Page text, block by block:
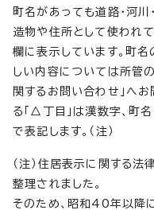
町名があっても道路・河
造物や住所として使われ
欄に表示しています。町
しい内容については所管
関するお問い合わせ」へ
る「△丁目」は漢数字、町
で表記します。（注）
（注）住居表示に関する法
整理されました。
そのため、昭和40年以降